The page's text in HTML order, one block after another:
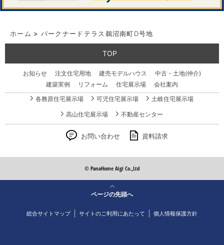
ホーム > パークナードテラス鵜沼南町D号地
TOP
お知らせ 注文住宅用地 建売モデルハウス
中古・土地(仲介)
建築実例
リフォーム 住宅展示場
会社案内
各務原住宅展示場
可児住宅展示場 土岐住宅展示場
高山住宅展示場 不動産センター
お問い合わせ 資料請求
© PanaHome Aigi Co.,Ltd
ページの先頭へ
総合サイトマップ サイトのご利用にあたって 個人情報保護方針